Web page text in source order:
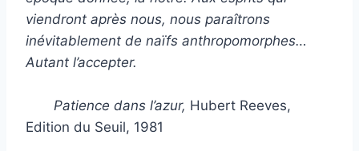
viendront après nous, nous paraîtrons
inévitablement de naïfs anthropomorphes…
Autant l’accepter.
Patience dans l’azur, Hubert Reeves,
Edition du Seuil, 1981